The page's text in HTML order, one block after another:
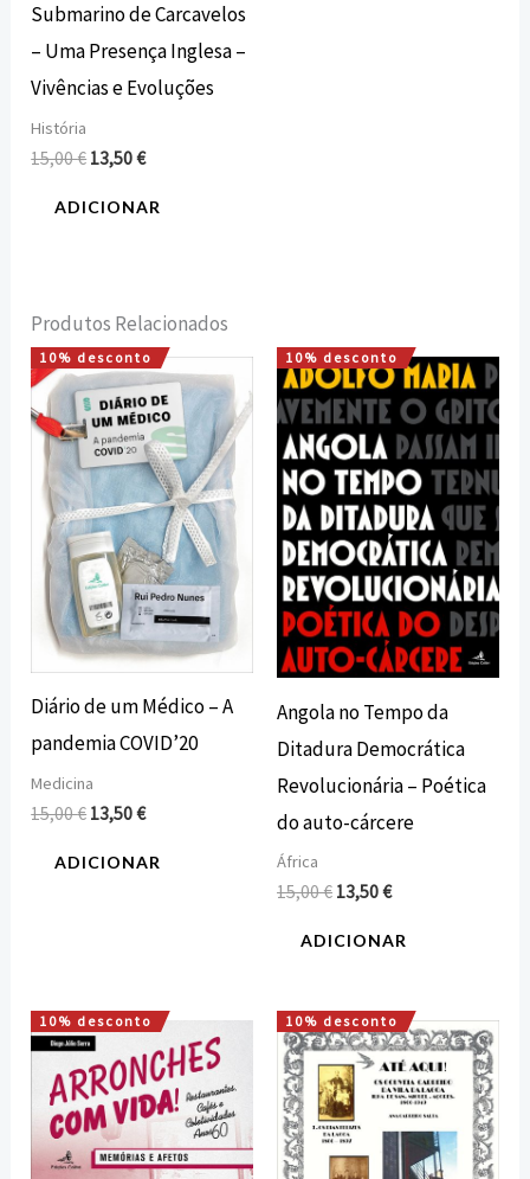
Submarino de Carcavelos
– Uma Presença Inglesa –
Vivências e Evoluções
História
15,00€ 13,50€
ADICIONAR
Produtos Relacionados
10% desconto
Diário de um Médico – A
pandemia COVID’20
Medicina
15,00€
O
preço
original
era:
15,00 €.
13,50€
O
preço
atual
é:
13,50 €.
ADICIONAR
10% desconto
Angola no Tempo da
Ditadura Democrática
Revolucionária – Poética
do auto-cárcere
África
15,00€
O
preço
original
era:
15,00 €.
13,50€
O
preço
atual
é:
13,50 €.
ADICIONAR
10% desconto
O
preço
original
era:
12,00 €.
O
preço
atual
é:
10,80 €.
10% desconto
O
preço
original
era:
17,50 €.
O
preço
atual
é:
15,75 €.